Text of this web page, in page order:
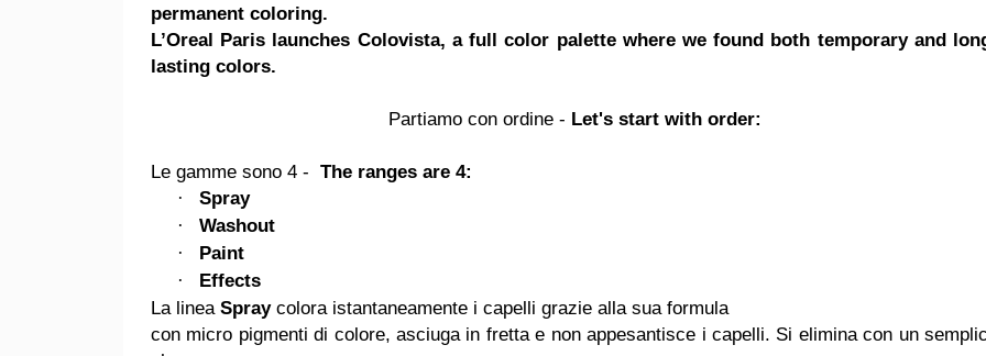
permanent coloring.
L’Oreal Paris launches Colovista, a full color palette where we found both temporary and
lasting colors.
Partiamo con ordine - Let's start with order:
Le gamme sono 4 - The ranges are 4:
· Spray
· Washout
· Paint
·
Effects
La linea Spraycolora istantaneamente i capelli grazie alla sua formula
con micro pigmenti di colore, asciuga in fretta e non appesantisce i capelli. Si elimina con un